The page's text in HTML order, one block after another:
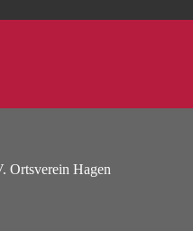
Ortsverein Hagen